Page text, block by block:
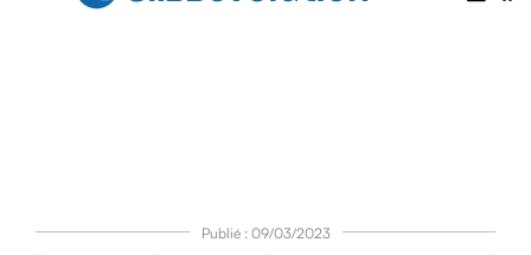
Publié : 09/03/2023